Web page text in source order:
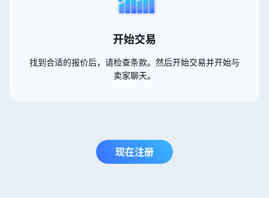
开始交易
找到合适的报价后，请检查条款。然后开始交易并开始与
卖家聊天。
现在注册